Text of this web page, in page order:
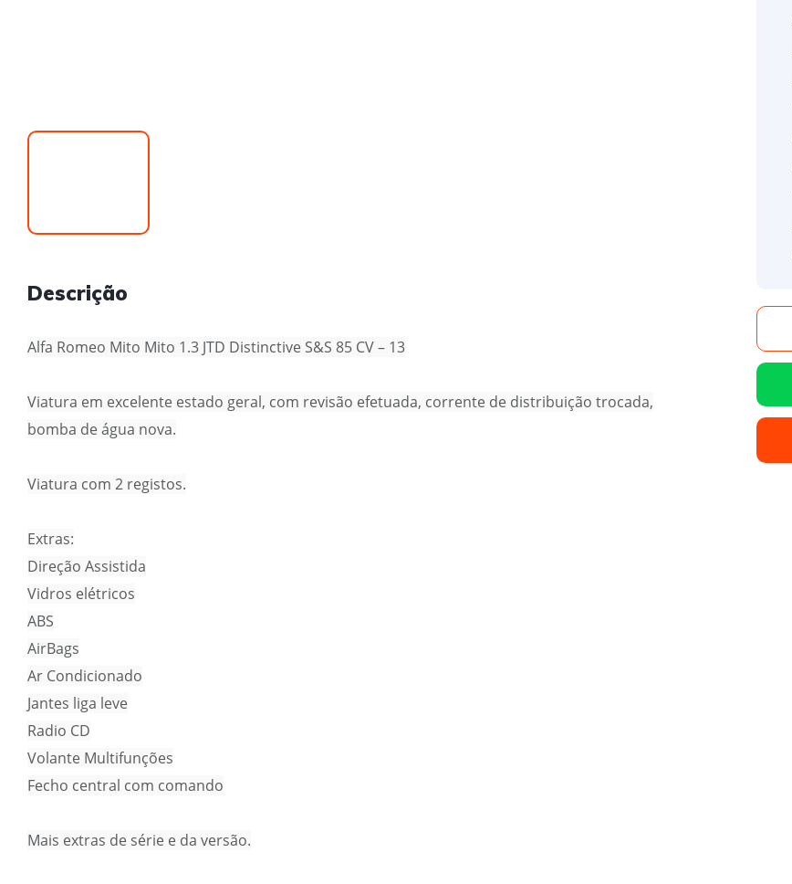
Descrição
Alfa Romeo Mito Mito 1.3 JTD Distinctive S&S 85 CV – 13
Viatura em excelente estado geral, com revisão efetuada, corrente de distribuição trocada,
bomba de água nova.
Viatura com 2 registos.
Extras:
Direção Assistida
Vidros elétricos
ABS
AirBags
Ar Condicionado
Jantes liga leve
Radio CD
Volante Multifunções
Fecho central com comando
Mais extras de série e da versão.